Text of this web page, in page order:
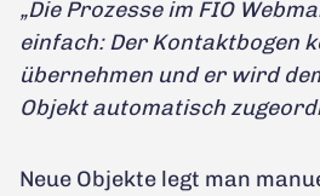
„Die Prozesse im FIO
einfach: Der Kontaktbogen
übernehmen und er wird
Objekt automatisch
Neue Objekte legt man